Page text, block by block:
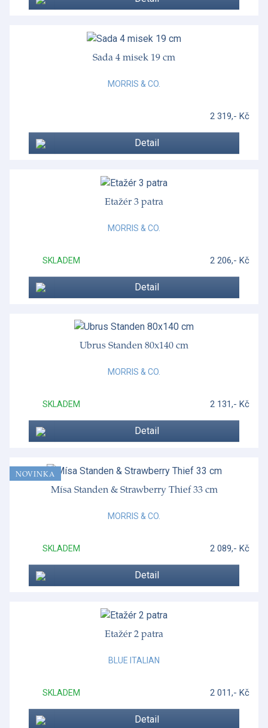
Sada 4 misek 19 cm
MORRIS & CO.
2 319,- Kč
Detail
Etažér 3 patra
MORRIS & CO.
SKLADEM 2 206,- Kč
Detail
Ubrus Standen 80x140 cm
MORRIS & CO.
SKLADEM 2 131,- Kč
Detail
Mísa Standen & Strawberry Thief 33 cm
MORRIS & CO.
SKLADEM 2 089,- Kč
Detail
NOVINKA
Etažér 2 patra
BLUE ITALIAN
SKLADEM 2 011,- Kč
Detail